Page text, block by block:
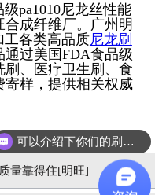
pa1010尼龙丝性能
成纤维厂。广州明
工各类高品质尼龙刷
通过美国FDA食品级
、医疗卫生刷、食
寄样，提供相关权威
量靠得住[明旺]
可以介绍下你们的刷丝吗？